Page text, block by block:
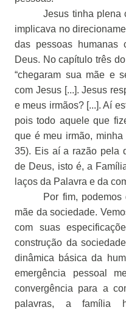
Jesus tinha plena
implicava no
das pessoas humanas
Deus. No capítulo três
“chegaram sua mãe e
com Jesus [...]. Jesus
e meus irmãos? [...]. Aí
pois todo aquele que
que é meu irmão,
35). Eis aí a razão pela
de Deus, isto é, a
laços da Palavra e da
Por fim,
mãe da sociedade.
com suas
construção da
dinâmica básica da
emergência pessoal
convergência para a
palavras, a família